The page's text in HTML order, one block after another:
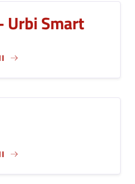
Urbi Smart